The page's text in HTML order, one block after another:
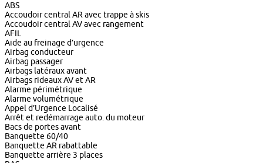
ABS
Accoudoir central AR avec trappe à skis
Accoudoir central AV avec rangement
AFIL
Aide au freinage d’urgence
Airbag conducteur
Airbag passager
Airbags latéraux avant
Airbags rideaux AV et AR
Alarme périmétrique
Alarme volumétrique
Appel d’Urgence Localisé
Arrêt et redémarrage auto. du moteur
Bacs de portes avant
Banquette 60/40
Banquette AR rabattable
Banquette arrière 3 places